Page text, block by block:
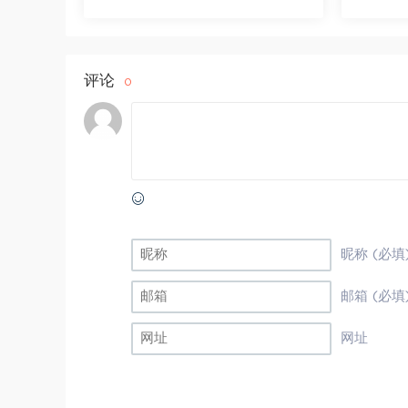
评论 0
昵称 (必填
邮箱 (必填
网址